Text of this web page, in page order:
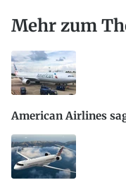
Mehr zum
American Airlines